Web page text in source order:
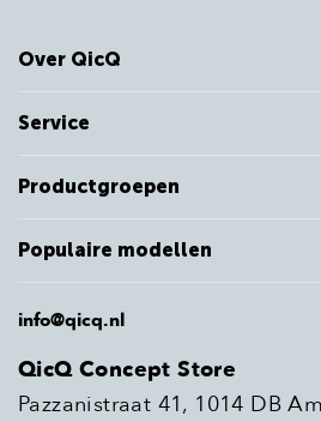
Over QicQ
Service
Productgroepen
Populaire modellen
info@qicq.nl
QicQ Concept Store
Pazzanistraat 41, 1014 DB